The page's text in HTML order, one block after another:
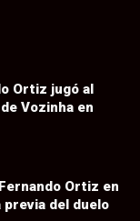
Ortiz jugó al
Vozinha en
Ortiz en
previa del duelo